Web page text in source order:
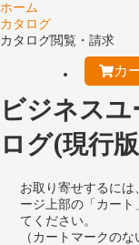
ホーム
カタログ
カタログ閲覧・請求
カ
ビジネス
ログ(現行
お取り寄せするに
ージ上部の「カー
てください。
（カートマークの